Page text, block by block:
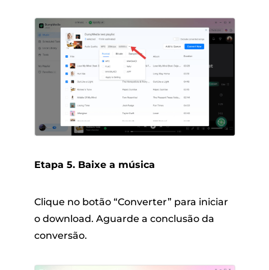
Etapa 5. Baixe a música
Clique no botão “Converter” para iniciar
o download. Aguarde a conclusão da
conversão.